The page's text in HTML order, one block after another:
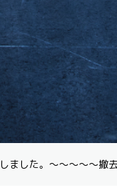
ました。～～～～～撤